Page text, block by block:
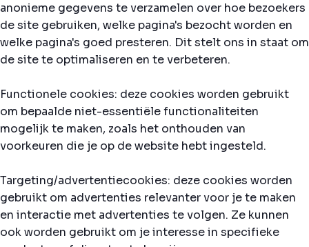
anonieme gegevens te verzamelen over hoe bezoekers
de site gebruiken, welke pagina's bezocht worden en
welke pagina's goed presteren. Dit stelt ons in staat om
de site te optimaliseren en te verbeteren.
Functionele cookies: deze cookies worden gebruikt
om bepaalde niet-essentiële functionaliteiten
mogelijk te maken, zoals het onthouden van
voorkeuren die je op de website hebt ingesteld.
Targeting/advertentiecookies: deze cookies worden
gebruikt om advertenties relevanter voor je te maken
en interactie met advertenties te volgen. Ze kunnen
ook worden gebruikt om je interesse in specifieke